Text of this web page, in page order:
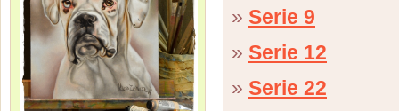
» Serie 9
» Serie 12
» Serie 22